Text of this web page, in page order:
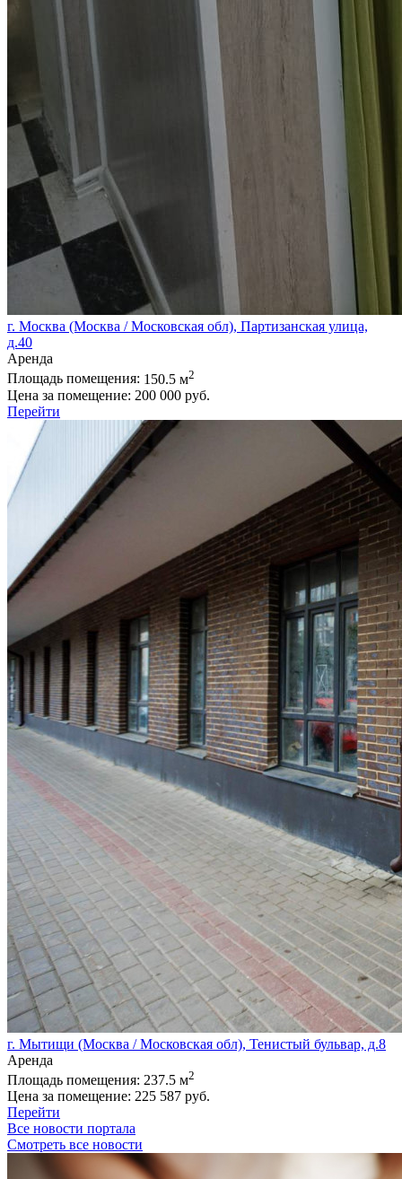
г. Москва (Москва / Московская обл), Партизанская улица,
д.40
Аренда
Площадь помещения: 150.5 м2
Цена за помещение: 200 000 руб.
Перейти
г. Мытищи (Москва / Московская обл), Тенистый бульвар, д.8
Аренда
Площадь помещения: 237.5 м2
Цена за помещение: 225 587 руб.
Перейти
Все новости портала
Смотреть все новости